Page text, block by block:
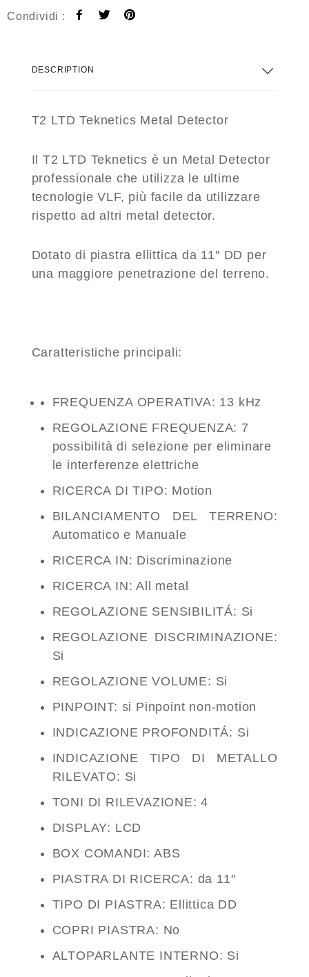
Condividi :
DESCRIPTION
T2 LTD Teknetics Metal Detector
Il T2 LTD Teknetics è un Metal Detector
professionale che utilizza le ultime
tecnologie VLF, più facile da utilizzare
rispetto ad altri metal detector.
Dotato di piastra ellittica da 11″ DD per
una maggiore penetrazione del terreno.
Caratteristiche principali:
FREQUENZA OPERATIVA: 13 kHz
REGOLAZIONE FREQUENZA: 7
possibilità di selezione per eliminare
le interferenze elettriche
RICERCA DI TIPO: Motion
BILANCIAMENTO DEL TERRENO:
Automatico e Manuale
RICERCA IN: Discriminazione
RICERCA IN: All metal
REGOLAZIONE SENSIBILITÁ: Si
REGOLAZIONE DISCRIMINAZIONE:
Si
REGOLAZIONE VOLUME: Si
PINPOINT: si Pinpoint non-motion
INDICAZIONE PROFONDITÁ: Si
INDICAZIONE TIPO DI METALLO
RILEVATO: Si
TONI DI RILEVAZIONE: 4
DISPLAY: LCD
BOX COMANDI: ABS
PIASTRA DI RICERCA: da 11″
TIPO DI PIASTRA: Ellittica DD
COPRI PIASTRA: No
ALTOPARLANTE INTERNO: Si